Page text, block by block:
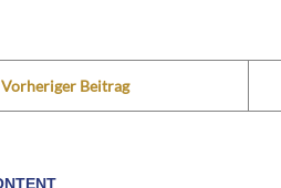
Vorheriger Beitrag